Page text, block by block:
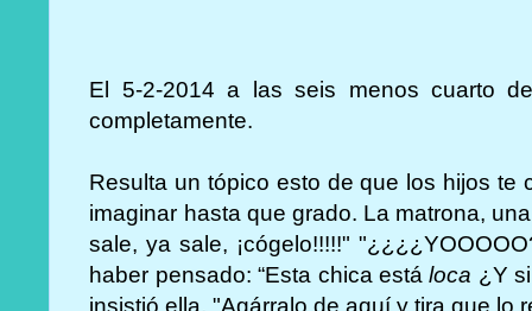
El 5-2-2014 a las seis menos cuarto
completamente.
Resulta un tópico esto de que los hijos te
imaginar hasta que grado. La matrona, una
sale, ya sale, ¡cógelo!!!!!"
haber pensado: “Esta chica estáloca ¿Y
insistió ella. "Agárralo de aquí y tira que lo